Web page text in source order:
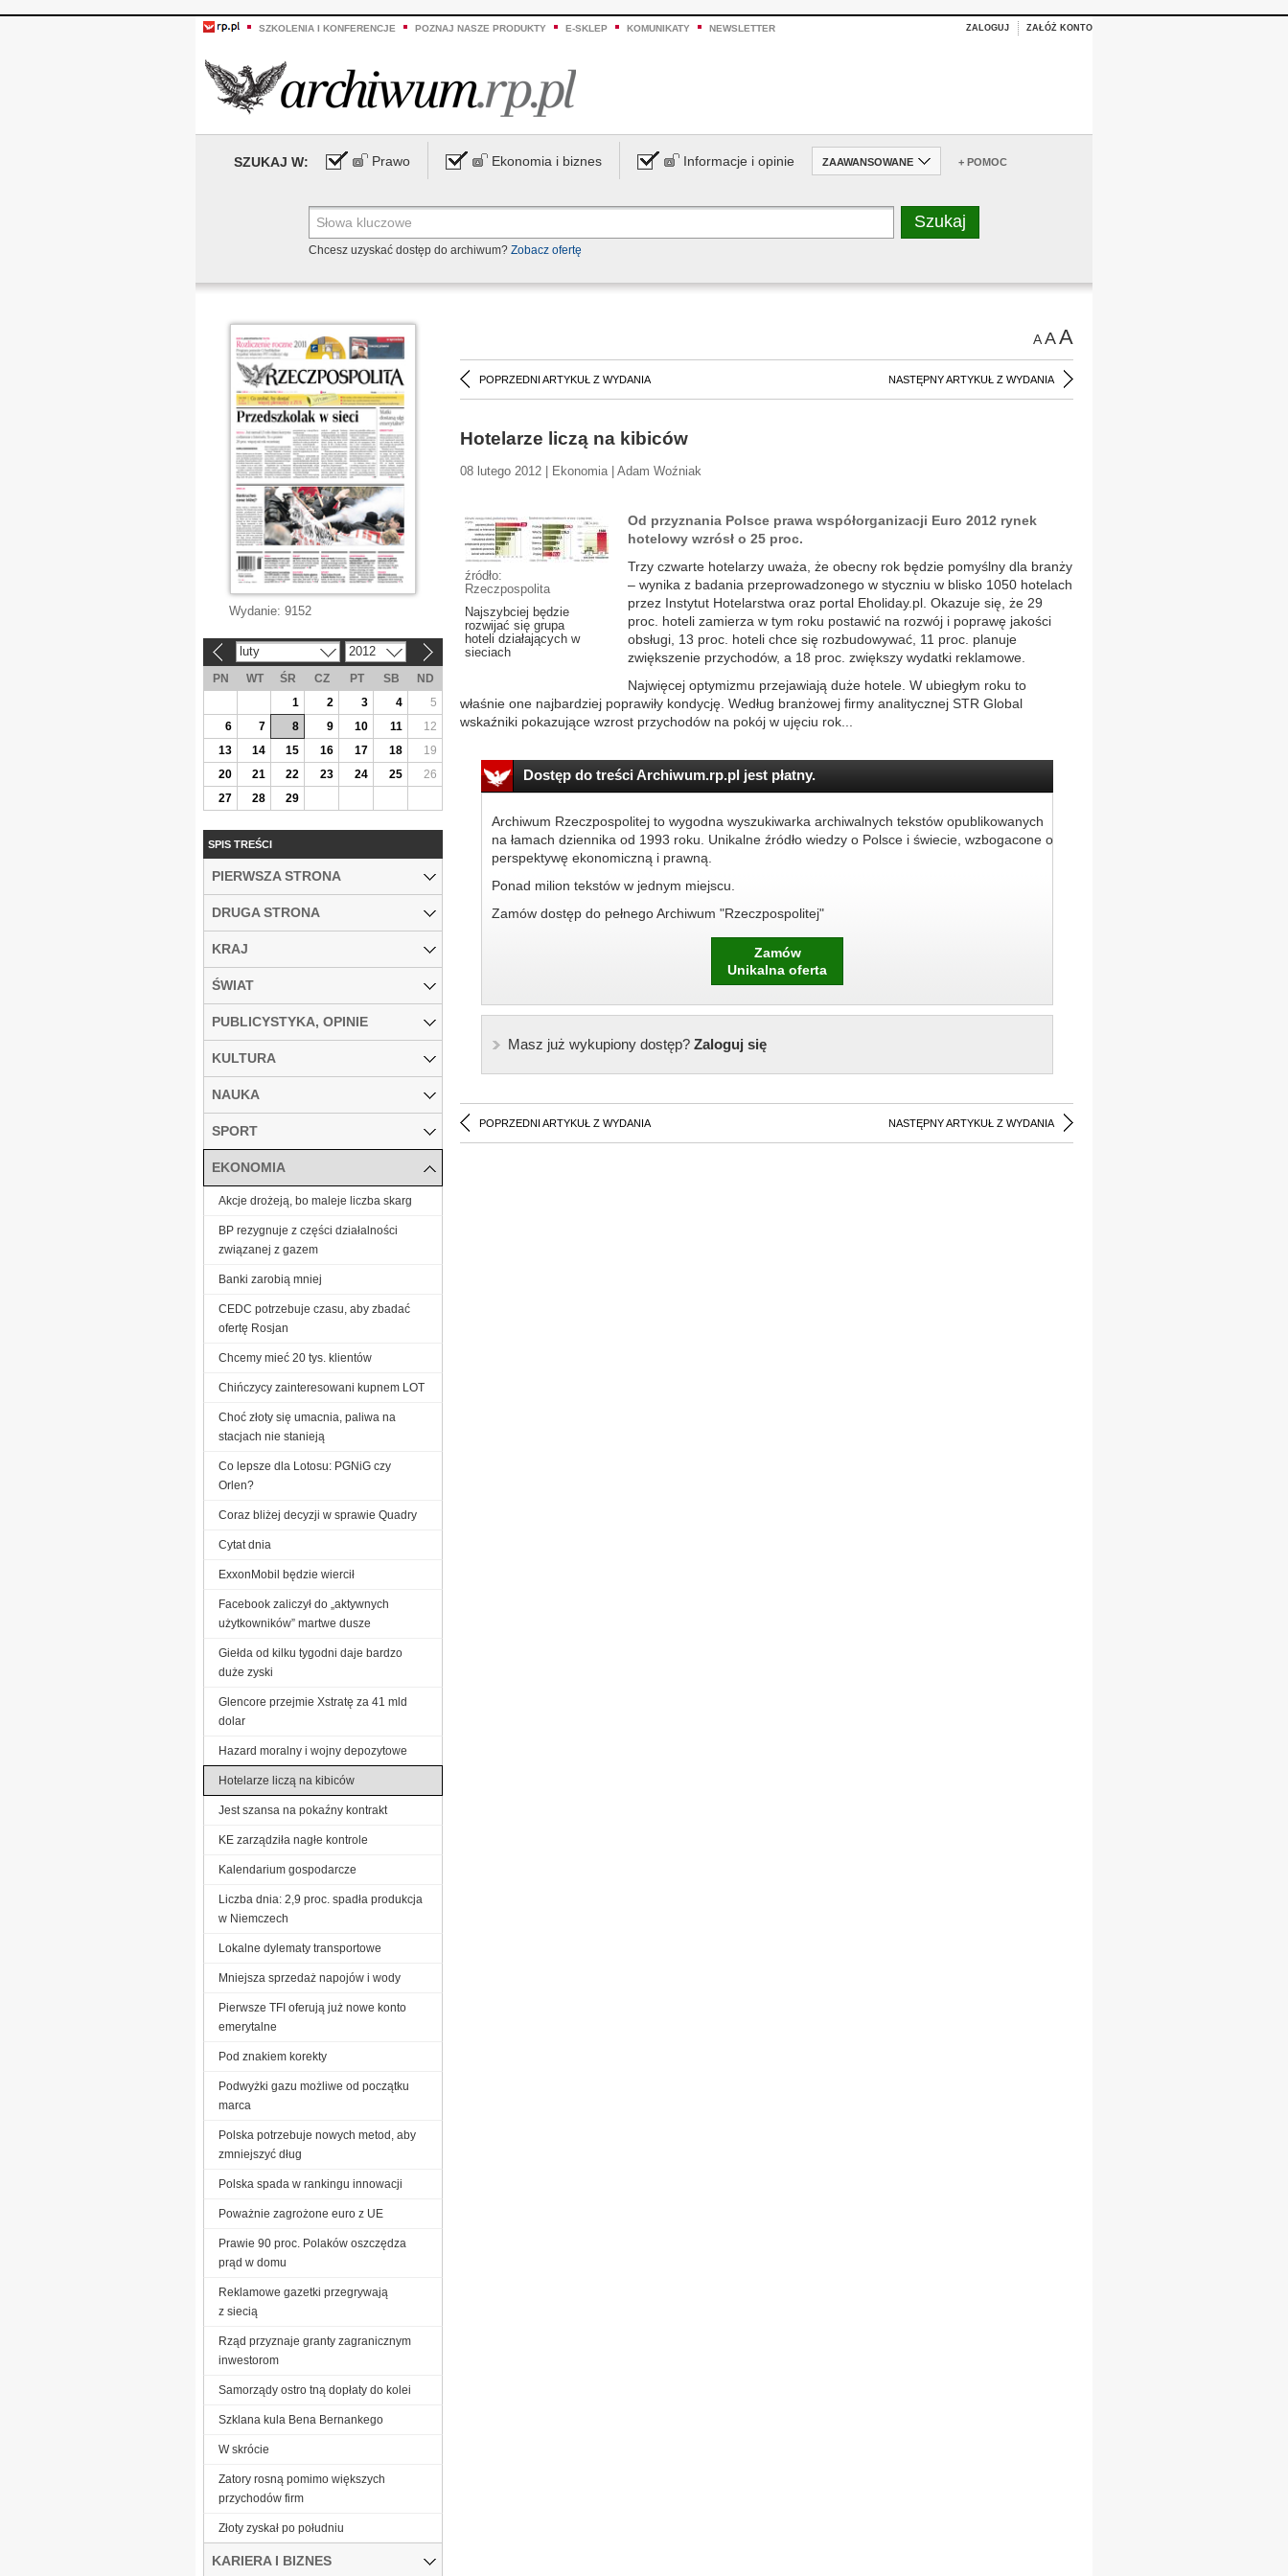
SZKOLENIA I KONFERENCJE POZNAJ NASZE PRODUKTY E-SKLEP KOMUNIKATY NEWSLETTER ZALOGUJ ZAŁÓŻ KONTO
SZUKAJ W: Prawo Ekonomia i biznes Informacje i opinie ZAAWANSOWANE + POMOC
Chcesz uzyskać dostęp do archiwum? Zobacz ofertę
AAA
POPRZEDNI ARTYKUŁ Z WYDANIA NASTĘPNY ARTYKUŁ Z WYDANIA
Hotelarze liczą na kibiców
08 lutego 2012 | Ekonomia | Adam Woźniak
źródło:
Rzeczpospolita
Najszybciej będzie
rozwijać się grupa
hoteli działających w
sieciach
Od przyznania Polsce prawa współorganizacji Euro 2012 rynek
hotelowy wzrósł o 25 proc.
Trzy czwarte hotelarzy uważa, że obecny rok będzie pomyślny dla branży
– wynika z badania przeprowadzonego w styczniu w blisko 1050 hotelach
przez Instytut Hotelarstwa oraz portal Eholiday.pl. Okazuje się, że 29
proc. hoteli zamierza w tym roku postawić na rozwój i poprawę jakości
obsługi, 13 proc. hoteli chce się rozbudowywać, 11 proc. planuje
zwiększenie przychodów, a 18 proc. zwiększy wydatki reklamowe.
Najwięcej optymizmu przejawiają duże hotele. W ubiegłym roku to
właśnie one najbardziej poprawiły kondycję. Według branżowej firmy analitycznej STR Global
wskaźniki pokazujące wzrost przychodów na pokój w ujęciu rok...
Dostęp do treści Archiwum.rp.pl jest płatny.
Archiwum Rzeczpospolitej to wygodna wyszukiwarka archiwalnych tekstów opublikowanych
na łamach dziennika od 1993 roku. Unikalne źródło wiedzy o Polsce i świecie, wzbogacone o
perspektywę ekonomiczną i prawną.
Ponad milion tekstów w jednym miejscu.
Zamów dostęp do pełnego Archiwum "Rzeczpospolitej"
Zamów
Unikalna oferta
Masz już wykupiony dostęp?Zaloguj się
POPRZEDNI ARTYKUŁ Z WYDANIA NASTĘPNY ARTYKUŁ Z WYDANIA
Wydanie: 9152
luty 2012
PN WT ŚR CZ PT SB
ND
1
2 3 4
5
6
7 8 9 10 11
12
13
14 15 16 17 18
19
20
21 22 23 24 25
26
27
28 29
SPIS TREŚCI
PIERWSZA STRONA
DRUGA STRONA
KRAJ
ŚWIAT
PUBLICYSTYKA, OPINIE
KULTURA
NAUKA
SPORT
EKONOMIA
Akcje drożeją, bo maleje liczba skarg
BP rezygnuje z części działalności
związanej z gazem
Banki zarobią mniej
CEDC potrzebuje czasu, aby zbadać
ofertę Rosjan
Chcemy mieć 20 tys. klientów
Chińczycy zainteresowani kupnem LOT
Choć złoty się umacnia, paliwa na
stacjach nie stanieją
Co lepsze dla Lotosu: PGNiG czy
Orlen?
Coraz bliżej decyzji w sprawie Quadry
Cytat dnia
ExxonMobil będzie wiercił
Facebook zaliczył do „aktywnych
użytkowników” martwe dusze
Giełda od kilku tygodni daje bardzo
duże zyski
Glencore przejmie Xstratę za 41 mld
dolar‎
Hazard moralny i wojny depozytowe
Hotelarze liczą na kibiców
Jest szansa na pokaźny kontrakt
KE zarządziła nagłe kontrole
Kalendarium gospodarcze
Liczba dnia: 2,9 proc. spadła produkcja
w Niemczech
Lokalne dylematy transportowe
Mniejsza sprzedaż napojów i wody
Pierwsze TFI oferują już nowe konto
emerytalne
Pod znakiem korekty
Podwyżki gazu możliwe od początku
marca
Polska potrzebuje nowych metod, aby
zmniejszyć dług
Polska spada w rankingu innowacji
Poważnie zagrożone euro z UE
Prawie 90 proc. Polaków oszczędza
prąd w domu
Reklamowe gazetki przegrywają
z siecią
Rząd przyznaje granty zagranicznym
inwestorom
Samorządy ostro tną dopłaty do kolei
Szklana kula Bena Bernankego
W skrócie
Zatory rosną pomimo większych
przychodów firm
Złoty zyskał po południu
KARIERA I BIZNES